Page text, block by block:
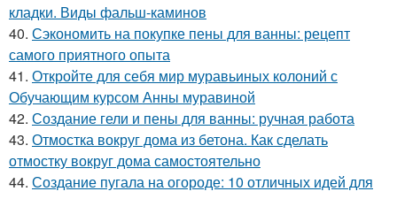
кладки. Виды фальш-каминов
40. Сэкономить на покупке пены для ванны: рецепт
самого приятного опыта
41. Откройте для себя мир муравьиных колоний с
Обучающим курсом Анны муравиной
42. Создание гели и пены для ванны: ручная работа
43. Отмостка вокруг дома из бетона. Как сделать
отмостку вокруг дома самостоятельно
44. Создание пугала на огороде: 10 отличных идей для